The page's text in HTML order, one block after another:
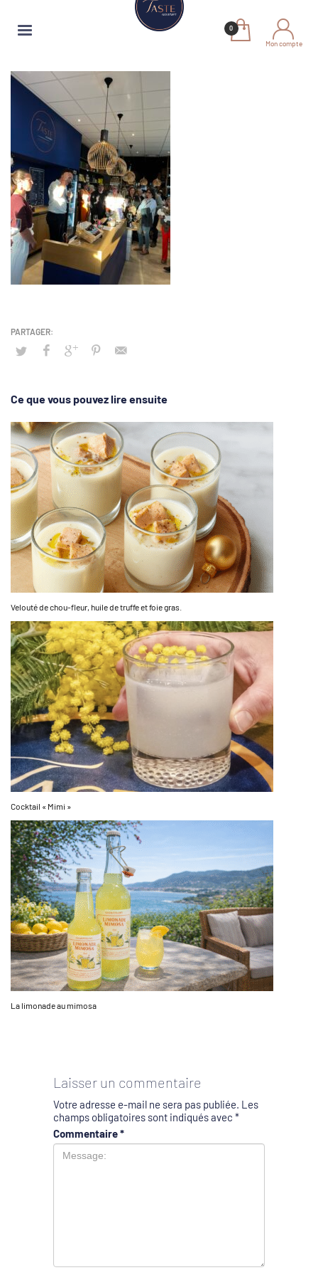
Mon compte
Ce que vous pouvez lire ensuite
Velouté de chou-fleur, huile de truffe et foie gras.
Cocktail « Mimi »
La limonade au mimosa
Laisser un commentaire
Votre adresse e-mail ne sera pas publiée. Les
champs obligatoires sont indiqués avec *
Commentaire*